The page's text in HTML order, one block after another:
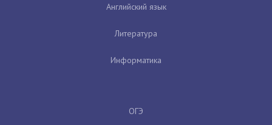
Английский язык
Литература
Информатика
ОГЭ